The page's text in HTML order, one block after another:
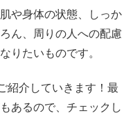
や身体の状態、しっか
ん、周りの人への配慮
りたいものです。
紹介していきます！最
あるので、チェックし